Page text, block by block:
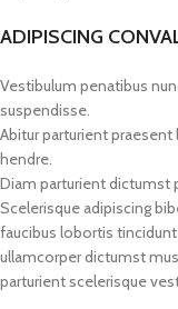
ADIPISCING
Vestibulum penatibus
suspendisse.
Abitur parturient
hendre.
Diam parturient dictumst
Scelerisque adipiscing
faucibus lobortis
ullamcorper dictumst
parturient scelerisque